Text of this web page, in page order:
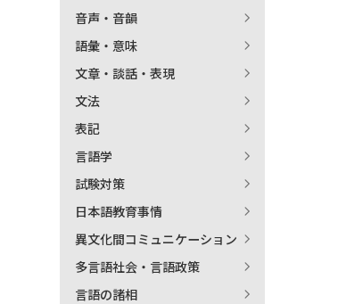
音声・音韻
語彙・意味
文章・談話・表現
文法
表記
言語学
試験対策
日本語教育事情
異文化間コミュニケーション
多言語社会・言語政策
言語の諸相